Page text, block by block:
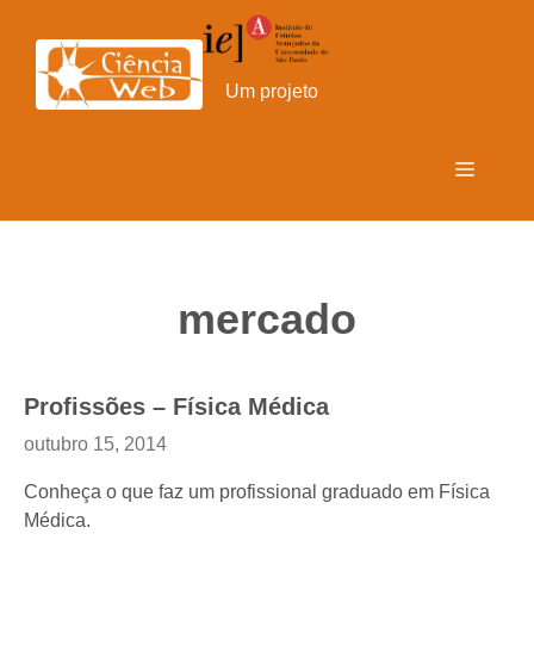
para
conteúdo
Um projeto
Menu
mercado
Profissões – Física Médica
outubro 15, 2014
Conheça o que faz um profissional graduado em Física
Médica.